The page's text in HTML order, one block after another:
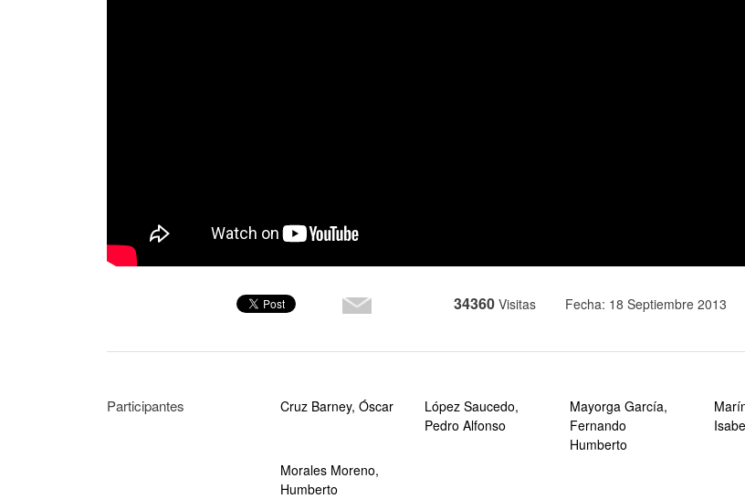
34360 Visitas Fecha: 18 Septiembre 2013
Participantes Cruz Barney, Óscar
López Saucedo,
Pedro Alfonso
Mayorga García,
Fernando
Humberto
Morales Moreno,
Humberto